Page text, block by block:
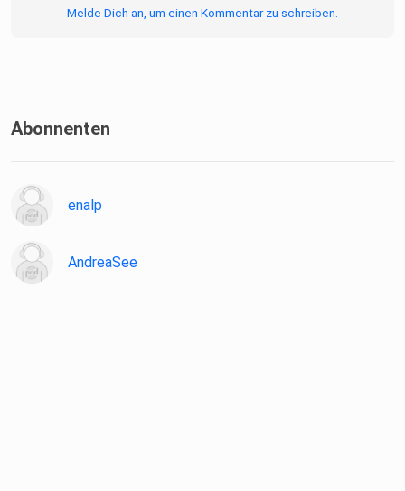
Melde Dich an, um einen Kommentar zu schreiben.
Abonnenten
enalp
AndreaSee